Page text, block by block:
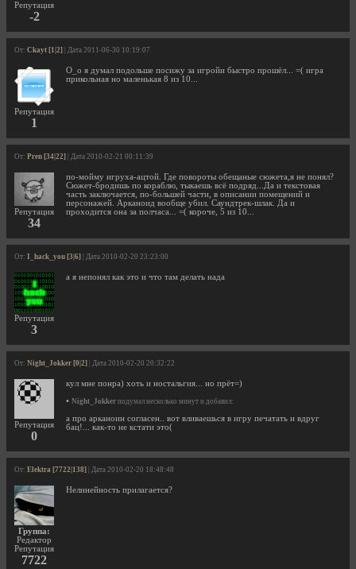
Репутация
-2
От: Ckayt [1|2] | Дата 2011-06-30 10:19:07
Репутация
1
О_о я думал подольше посижу за игройи быстро прошёл... =( игра
прикольная но маленькая 8 из 10...
От: Pren [34|22] | Дата 2010-02-21 00:11:39
Репутация
34
по-мойму игруха-ацтой. Где повороты обещаные сюжета,я не понял?
Сюжет-бродишь по кораблю, тыкаешь всё подряд...Да и текстовая
часть заключается, по-большей части, в описании помещений и
персонажей. Арканоид вообще убил. Саундтрек-шлак. Да и
проходится она за полчаса... =( короче, 5 из 10...
От: I_hack_you [3|6] | Дата 2010-02-20 23:23:00
Репутация
3
а я непонял как это и что там делать нада
От: Night_Jokker [0|2] | Дата 2010-02-20 20:32:22
Репутация
0
кул мне понра) хоть и ностальгия... но прёт=)
• Night_Jokker подумал несколько минут и добавил:
а про арканоин согласен.. вот вливаешься в игру печатать и вдруг
бац!... как-то не кстати это(
От: Elektra [7722|138] | Дата 2010-02-20 18:48:48
Группа:
Редактор
Репутация
7722
Нелинейность прилагается?